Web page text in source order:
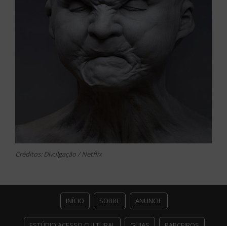
Créditos: Divulgação / Netflix
INÍCIO SOBRE ANUNCIE